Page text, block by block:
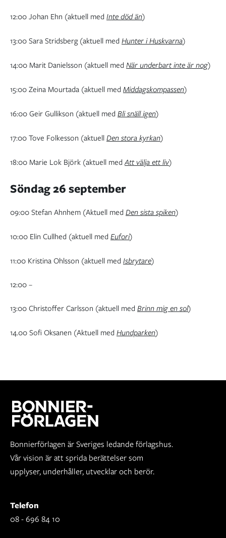
12:00 Johan Ehn (aktuell med Inte död än)
13:00 Sara Stridsberg (aktuell med Hunter i Huskvarna)
14:00 Marit Danielsson (aktuell med När underbart inte är nog)
15:00 Zeina Mourtada (aktuell med Middagskompassen)
16:00 Geir Gullikson (aktuell med Bli snäll igen)
17:00 Tove Folkesson (aktuellDen stora kyrkan)
18:00 Marie Lok Björk (aktuell medAtt välja ett liv)
Söndag 26 september
09:00 Stefan Ahnhem (Aktuell med Den sista spiken)
10:00 Elin Cullhed (aktuell med Eufori)
11:00 Kristina Ohlsson (aktuell med Isbrytare)
12:00 –
13:00 Christoffer Carlsson (aktuell med Brinn mig en sol)
14.00 Sofi Oksanen (Aktuell med Hundparken)
Bonnierförlagen är Sveriges ledande förlagshus.
Vår vision är att sprida berättelser som
upplyser, underhåller, utvecklar och berör.
Telefon
08 - 696 84 10